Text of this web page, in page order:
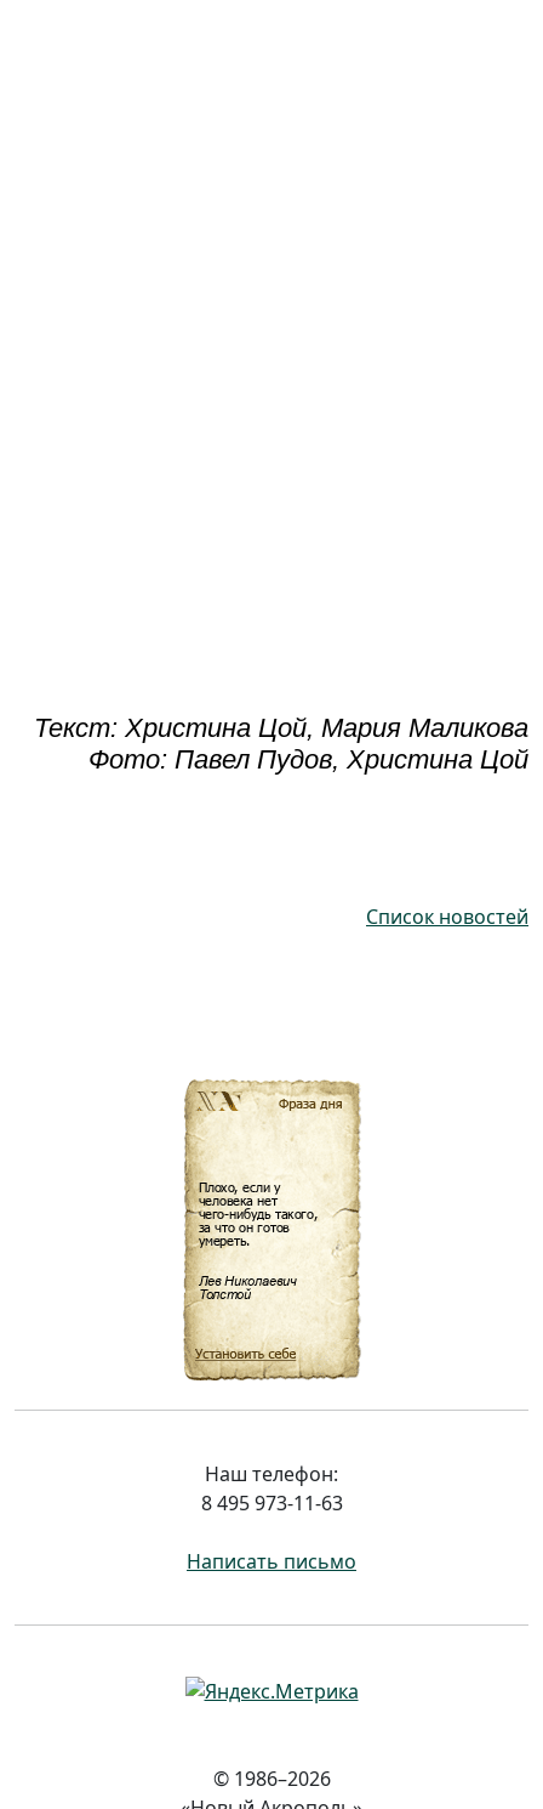
Текст: Христина Цой, Мария Маликова
Фото: Павел Пудов, Христина Цой
Список новостей
Наш телефон:
8 495 973-11-63
Написать письмо
© 1986–2026